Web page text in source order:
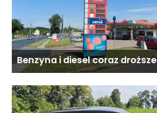
Benzyna i diesel coraz droższe